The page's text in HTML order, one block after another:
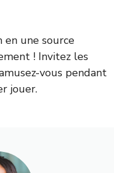
en une source
! Invitez les
vous pendant
jouer.